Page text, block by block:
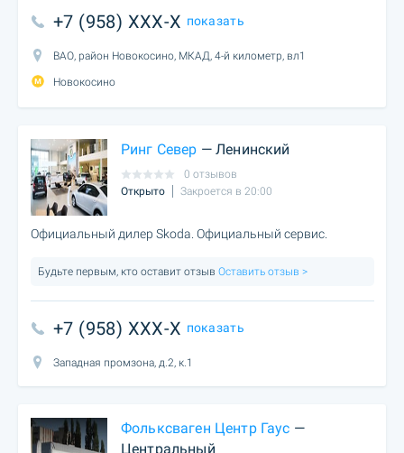
+7 (958) XXX-X показать
ВАО, район Новокосино, МКАД, 4-й километр, вл1
Новокосино
Ринг Север — Ленинский
0 отзывов
Открыто
Закроется в 20:00
Официальный дилер Skoda. Официальный сервис.
Будьте первым, кто оставит отзыв Оставить отзыв >
+7 (958) XXX-X показать
Западная промзона, д.2, к.1
Фольксваген Центр Гаус —
Центральный